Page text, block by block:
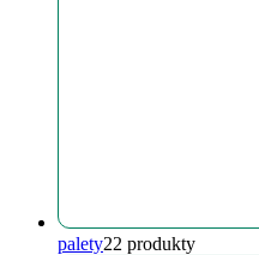
palety22 produkty